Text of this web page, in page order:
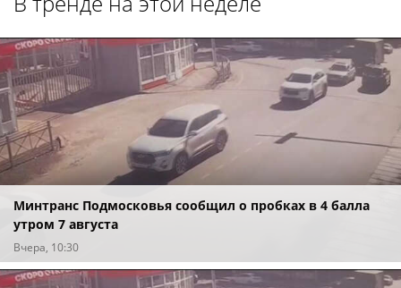
Минтранс Подмосковья сообщил о пробках в 4 балла
утром 7 августа
Вчера, 10:30